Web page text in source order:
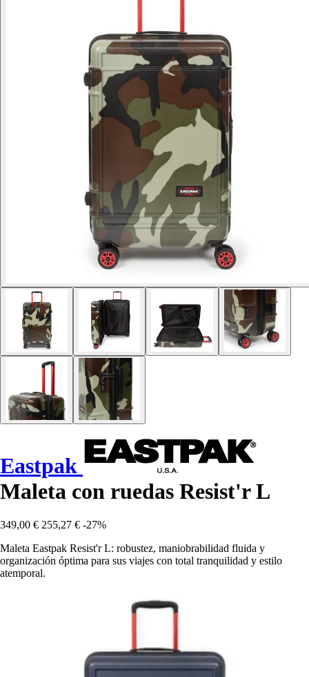
Eastpak
Maleta con ruedas Resist'r L
349,00 € 255,27 € -27%
Maleta Eastpak Resist'r L: robustez, maniobrabilidad fluida y
organización óptima para sus viajes con total tranquilidad y estilo
atemporal.